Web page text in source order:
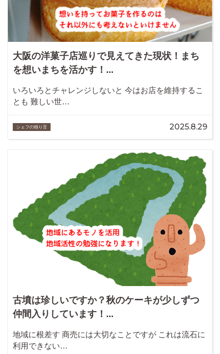
大阪の洋菓子店巡りで見えてきた現状！まち
を想いまちを活かす！...
いろいろとチャレンジしないと 今はお店を維持するこ
とも 難しい世…
シェフの独り言 2025.8.29
古墳は珍しいですか？秋のケーキが少しずつ
仲間入りしています！...
地域に根差す 商売には大切なことですが これは流石に
利用できない…